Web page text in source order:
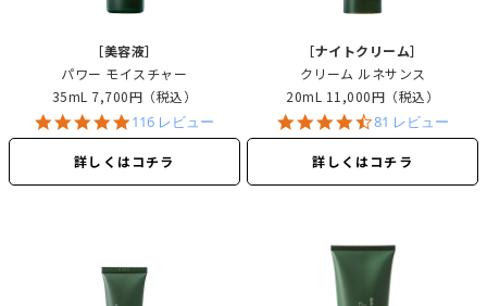
［美容液］
パワー モイスチャー
35mL 7,700円（税込）
4.8
star
rating
116 レビュー
詳しくはコチラ
［ナイトクリーム］
クリーム ルネサンス
20mL 11,000円（税込）
4.6
star
rating
81 レビュー
詳しくはコチラ